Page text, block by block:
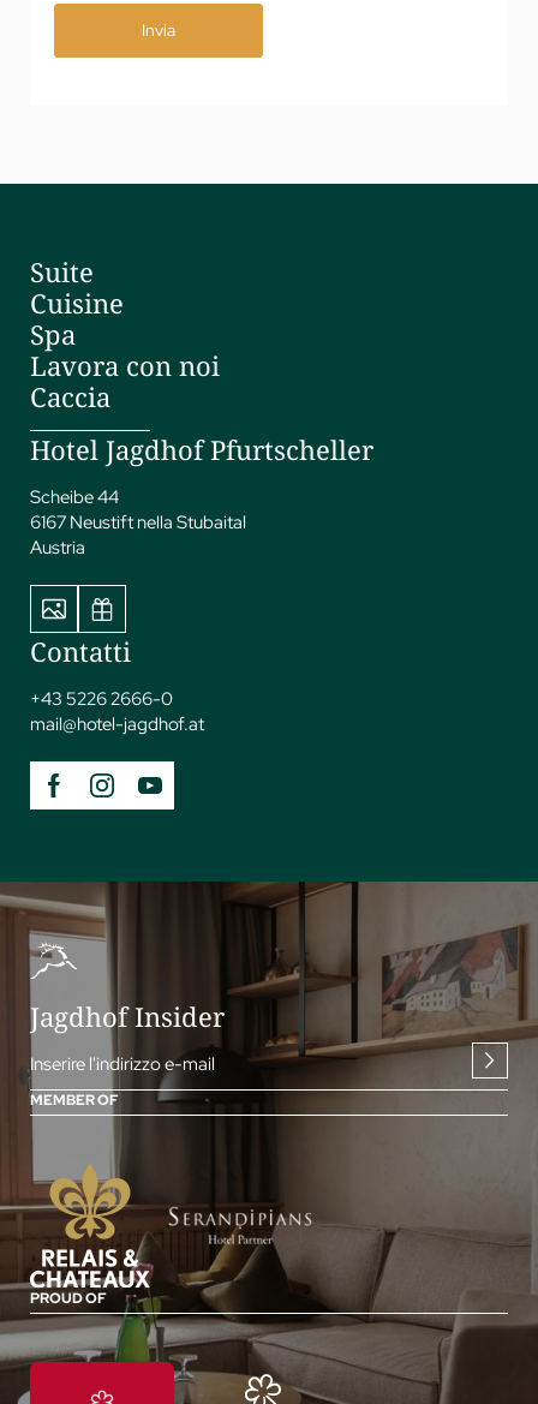
Invia
Suite
Cuisine
Spa
Lavora con noi
Caccia
Hotel Jagdhof Pfurtscheller
Scheibe 44
6167 Neustift nella Stubaital
Austria
Contatti
+43 5226 2666-0
mail@hotel-jagdhof.at
Jagdhof Insider
Inserire l'indirizzo e-mail
MEMBER OF
PROUD OF